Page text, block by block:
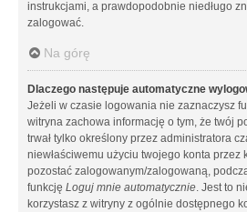
instrukcjami, a prawdopodobnie niedługo
zalogować.
Na górę
Dlaczego następuje automatyczne
Jeżeli w czasie logowania nie zaznaczysz
witryna zachowa informację o tym, że twój
trwał tylko określony przez administratora
niewłaściwemu użyciu twojego konta przez
pozostać zalogowanym/zalogowaną,
funkcję Loguj mnie automatycznie. Jest to
korzystasz z witryny z ogólnie dostępnego